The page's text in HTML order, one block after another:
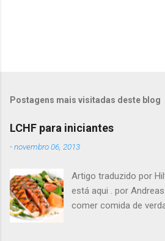
Postagens mais visitadas deste blog
LCHF para iniciantes
-novembro 06, 2013
Artigo traduzido por
está aqui . por
comer comida de
"bom demais para